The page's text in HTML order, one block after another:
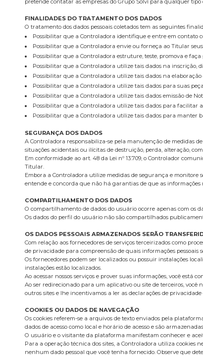
pretende contatar as empresas do Grupo Solví para qualquer
FINALIDADES DO TRATAMENTO DOS DADOS
O tratamento dos dados pessoais coletados tem as seguintes
Possibilitar que a Controladora identifique e entre em contato
Possibilitar que a Controladora envie ou forneça ao Titular
Possibilitar que a Controladora estruture, teste, promova e
Possibilitar que a Controladora utilize tais dados na inscrição,
Possibilitar que a Controladora utilize tais dados na elaboração
Possibilitar que a Controladora utilize tais dados para suas
Possibilitar que a Controladora utilize tais dados emissão de
Possibilitar que a Controladora utilize tais dados para facilitar
Possibilitar que a Controladora utilize tais dados para manter
SEGURANÇA DOS DADOS
A Controladora responsabiliza-se pela manutenção de medidas
situações acidentais ou ilícitas de destruição, perda, alteração,
Em conformidade ao art. 48 da Lei nº 13.709, o Controlador
Titular.
Embora a Controladora utilize medidas de segurança e
entende e concorda que não há garantias de que as
COMPARTILHAMENTO DOS DADOS
O compartilhamento de dados do usuário ocorre apenas com os
Os dados do perfil do usuário não são compartilhados
OS DADOS PESSOAIS ARMAZENADOS SERÃO
Com relação aos fornecedores de serviços terceirizados como
de privacidade para compreensão de quais informações pessoais
Os fornecedores podem ser localizados ou possuir instalações
instalações estão localizados.
Ao acessar nossos serviços e prover suas informações, você
Ao ser redirecionado para um aplicativo ou site de terceiros, você
outros sites e lhe incentivamos a ler as declarações de privacidade
COOKIES OU DADOS DE NAVEGAÇÃO
Os cookies referem-se a arquivos de texto enviados pela
dados de acesso como local e horário de acesso e são
O usuário e o visitante da plataforma manifestam conhecer e
Para a operação técnica dos sites, a Controladora utiliza cookies
nenhum dado pessoal que você tenha fornecido. Observe que